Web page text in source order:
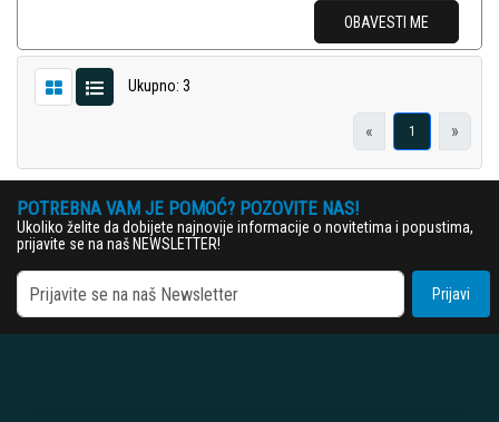
OBAVESTI ME
Ukupno: 3
« 1 »
POTREBNA VAM JE POMOĆ? POZOVITE NAS!
Ukoliko želite da dobijete najnovije informacije o novitetima i popustima,
prijavite se na naš NEWSLETTER!
Prijavi